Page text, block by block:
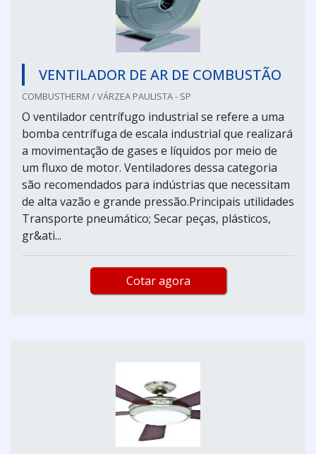
VENTILADOR DE AR DE COMBUSTÃO
COMBUSTHERM / VÁRZEA PAULISTA - SP
O ventilador centrífugo industrial se refere a uma
bomba centrífuga de escala industrial que realizará
a movimentação de gases e líquidos por meio de
um fluxo de motor. Ventiladores dessa categoria
são recomendados para indústrias que necessitam
de alta vazão e grande pressão.Principais utilidades
Transporte pneumático; Secar peças, plásticos,
gr&ati...
Cotar agora